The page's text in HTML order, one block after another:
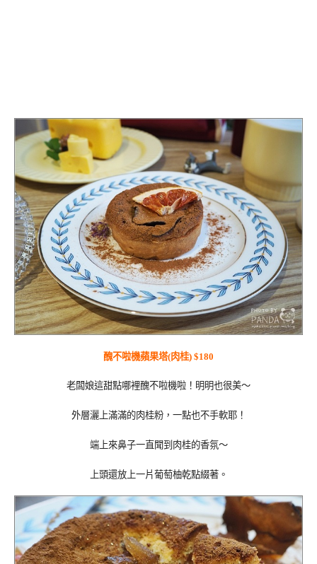
醜不啦機蘋果塔(肉桂) $180
老闆娘這甜點哪裡醜不啦機啦！明明也很美～
外層灑上滿滿的肉桂粉，一點也不手軟耶！
端上來鼻子一直聞到肉桂的香氛～
上頭還放上一片葡萄柚乾點綴著。